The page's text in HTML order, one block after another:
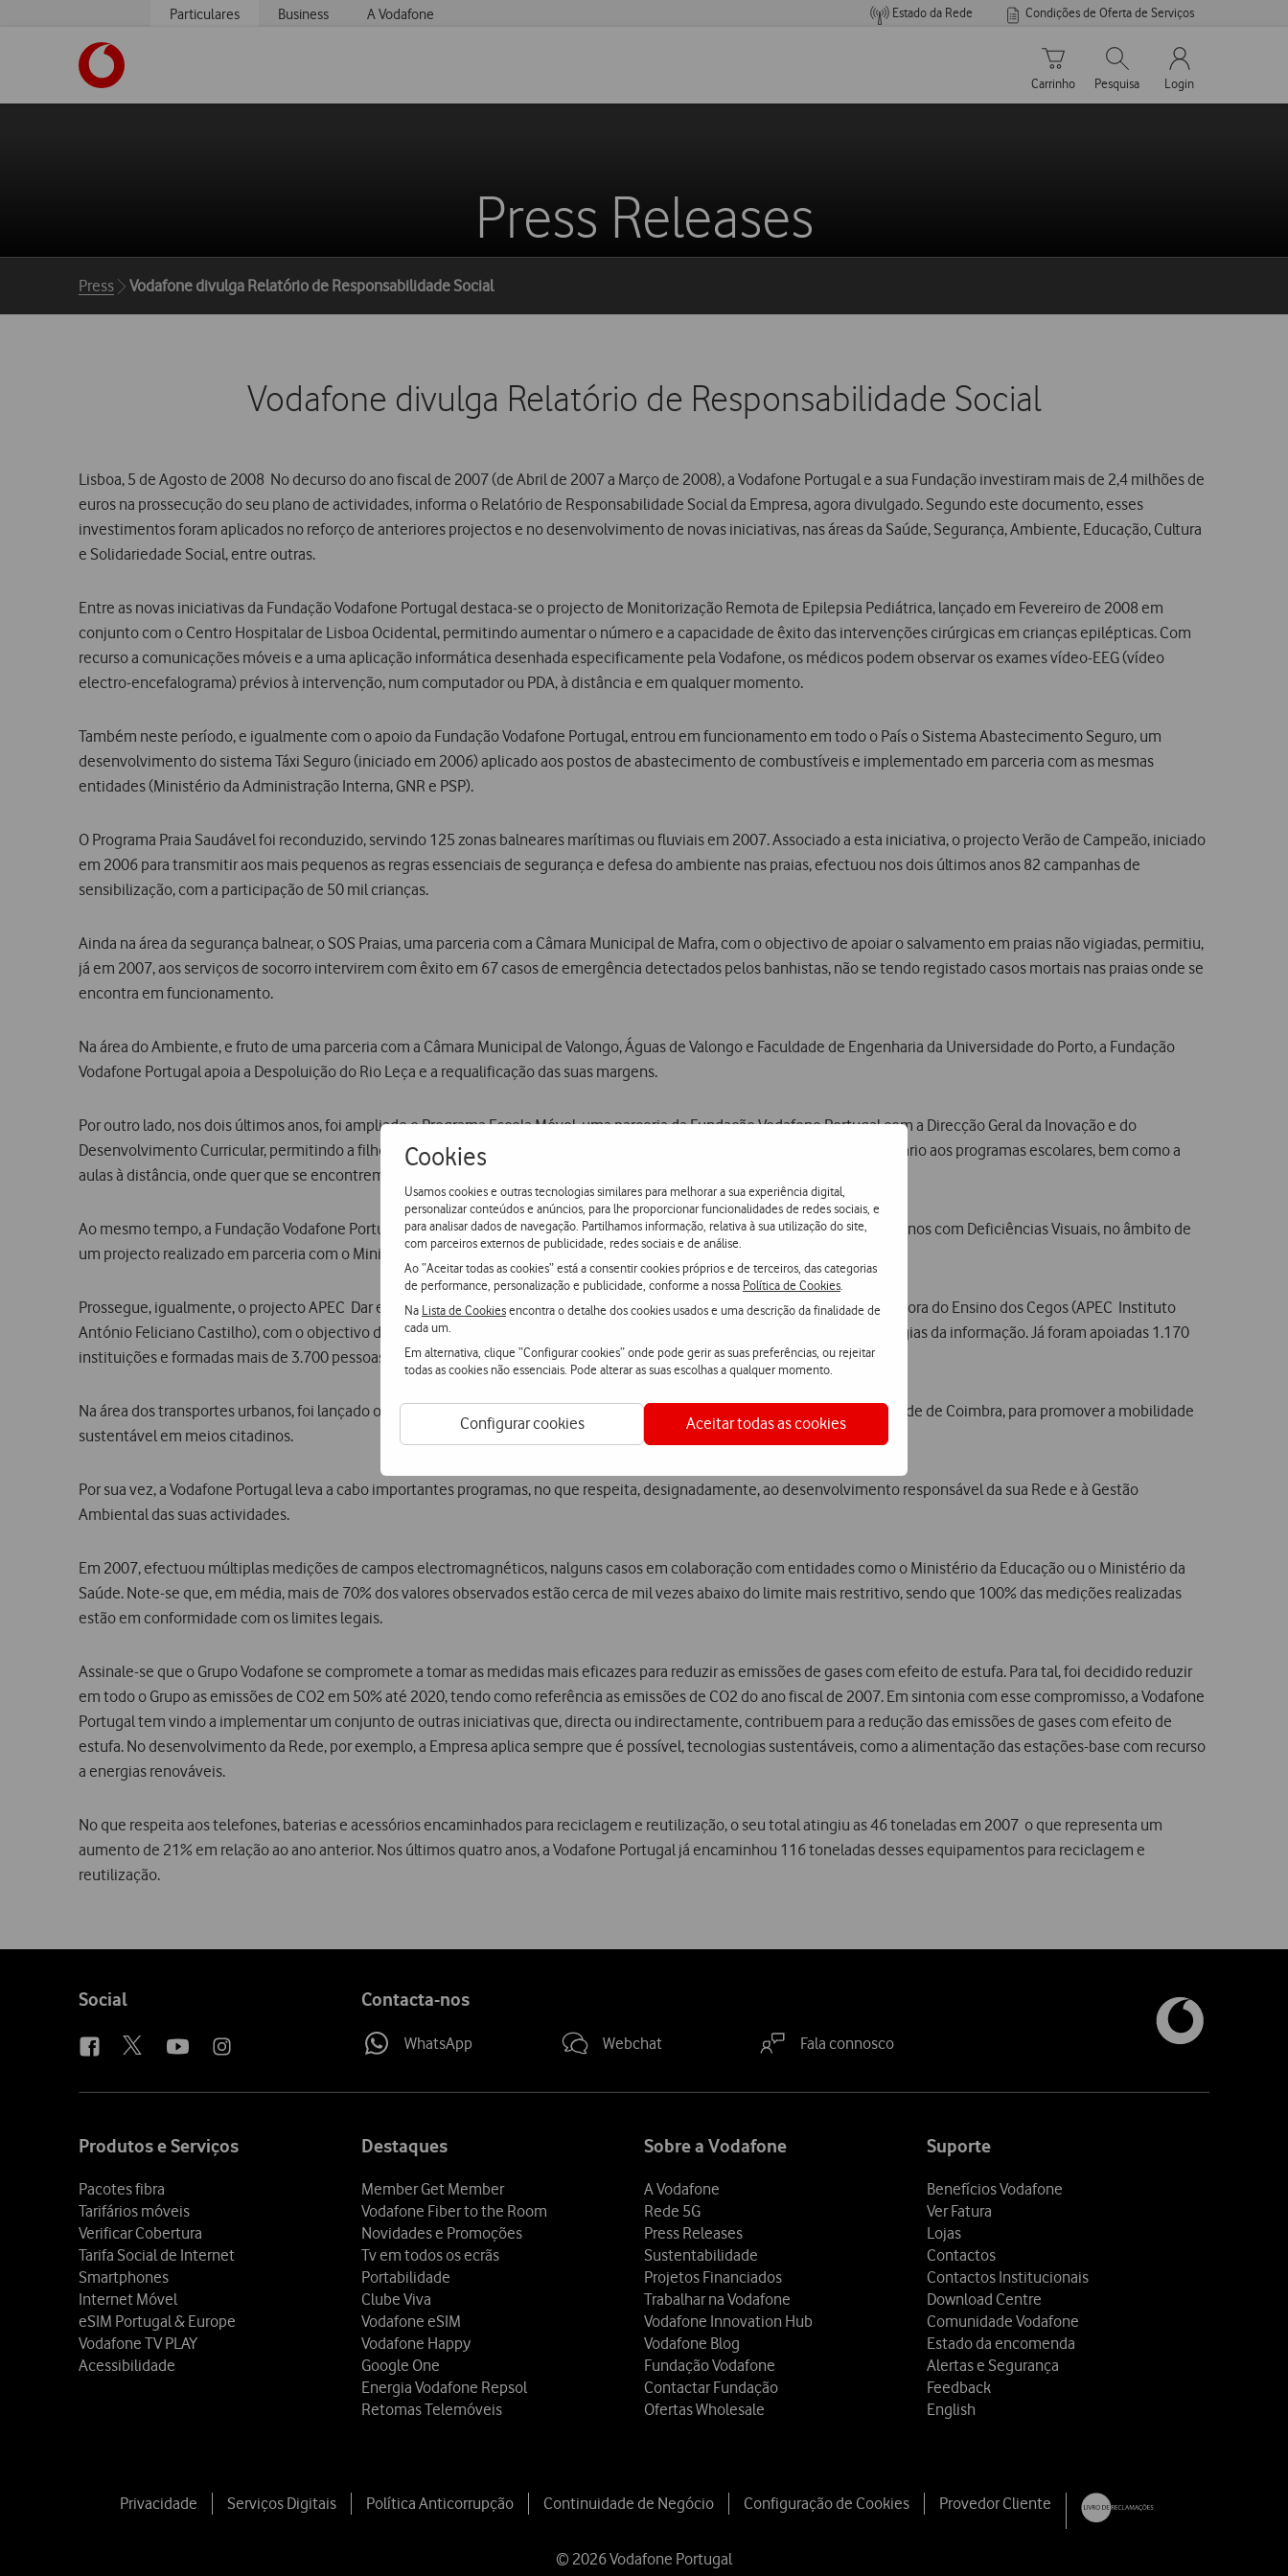
Cookies
Usamos cookies e outras tecnologias similares para melhorar a sua experiência digital,
personalizar conteúdos e anúncios, para lhe proporcionar funcionalidades de redes sociais, e
para analisar dados de navegação. Partilhamos informação, relativa à sua utilização do site,
com parceiros externos de publicidade, redes sociais e de análise.
Ao “Aceitar todas as cookies” está a consentir cookies próprios e de terceiros, das categorias
de performance, personalização e publicidade, conforme a nossa Política de Cookies
Na Lista de Cookiesencontra o detalhe dos cookies usados e uma descrição da finalidade de
cada um.
Em alternativa, clique “Configurar cookies” onde pode gerir as suas preferências, ou rejeitar
todas as cookies não essenciais. Pode alterar as suas escolhas a qualquer momento.
Configurar cookies Aceitar todas as cookies
Particulares Business A Vodafone Estado da Rede Condições de Oferta de Serviços
Carrinho de compras
Carrinho
Pesquisar
Pesquisa
My Vodafone
Login
Press Releases
Breadcrumbs
Press Vodafone divulga Relatório de Responsabilidade Social
Vodafone divulga Relatório de Responsabilidade Social
Lisboa, 5 de Agosto de 2008  No decurso do ano fiscal de 2007 (de Abril de 2007 a Março de 2008), a Vodafone Portugal e a sua Fundação investiram mais de 2,4 milhões de
euros na prossecução do seu plano de actividades, informa o Relatório de Responsabilidade Social da Empresa, agora divulgado. Segundo este documento, esses
investimentos foram aplicados no reforço de anteriores projectos e no desenvolvimento de novas iniciativas, nas áreas da Saúde, Segurança, Ambiente, Educação, Cultura
e Solidariedade Social, entre outras.
Entre as novas iniciativas da Fundação Vodafone Portugal destaca-se o projecto de Monitorização Remota de Epilepsia Pediátrica, lançado em Fevereiro de 2008 em
conjunto com o Centro Hospitalar de Lisboa Ocidental, permitindo aumentar o número e a capacidade de êxito das intervenções cirúrgicas em crianças epilépticas. Com
recurso a comunicações móveis e a uma aplicação informática desenhada especificamente pela Vodafone, os médicos podem observar os exames vídeo-EEG (vídeo
electro-encefalograma) prévios à intervenção, num computador ou PDA, à distância e em qualquer momento.
Também neste período, e igualmente com o apoio da Fundação Vodafone Portugal, entrou em funcionamento em todo o País o Sistema Abastecimento Seguro, um
desenvolvimento do sistema Táxi Seguro (iniciado em 2006) aplicado aos postos de abastecimento de combustíveis e implementado em parceria com as mesmas
entidades (Ministério da Administração Interna, GNR e PSP).
O Programa Praia Saudável foi reconduzido, servindo 125 zonas balneares marítimas ou fluviais em 2007. Associado a esta iniciativa, o projecto Verão de Campeão, iniciado
em 2006 para transmitir aos mais pequenos as regras essenciais de segurança e defesa do ambiente nas praias, efectuou nos dois últimos anos 82 campanhas de
sensibilização, com a participação de 50 mil crianças.
Ainda na área da segurança balnear, o SOS Praias, uma parceria com a Câmara Municipal de Mafra, com o objectivo de apoiar o salvamento em praias não vigiadas, permitiu,
já em 2007, aos serviços de socorro intervirem com êxito em 67 casos de emergência detectados pelos banhistas, não se tendo registado casos mortais nas praias onde se
encontra em funcionamento.
Na área do Ambiente, e fruto de uma parceria com a Câmara Municipal de Valongo, Águas de Valongo e Faculdade de Engenharia da Universidade do Porto, a Fundação
Vodafone Portugal apoia a Despoluição do Rio Leça e a requalificação das suas margens.
Por outro lado, nos dois últimos anos, foi ampliado o Programa Escola Móvel, uma parceria da Fundação Vodafone Portugal com a Direcção Geral da Inovação e do
Desenvolvimento Curricular, permitindo a filhos de profissionais itinerantes (feirantes, artistas circenses e outros) o acesso diário aos programas escolares, bem como a
aulas à distância, onde quer que se encontrem.
Ao mesmo tempo, a Fundação Vodafone Portugal financia todos os custos de produção de Manuais Escolares Digitais para Alunos com Deficiências Visuais, no âmbito de
um projecto realizado em parceria com o Ministério da Educação e a Porto Editora.
Prossegue, igualmente, o projecto APEC  Dar e Ver, iniciado em 2005, em resultado de um Protocolo com a Associação Promotora do Ensino dos Cegos (APEC  Instituto
António Feliciano Castilho), com o objectivo de promover o acesso de pessoas com necessidades especiais às novas tecnologias da informação. Já foram apoiadas 1.170
instituições e formadas mais de 3.700 pessoas.
Na área dos transportes urbanos, foi lançado o projecto CyberMoving, em parceria com o Instituto Pedro Nunes, da Universidade de Coimbra, para promover a mobilidade
sustentável em meios citadinos.
Por sua vez, a Vodafone Portugal leva a cabo importantes programas, no que respeita, designadamente, ao desenvolvimento responsável da sua Rede e à Gestão
Ambiental das suas actividades.
Em 2007, efectuou múltiplas medições de campos electromagnéticos, nalguns casos em colaboração com entidades como o Ministério da Educação ou o Ministério da
Saúde. Note-se que, em média, mais de 70% dos valores observados estão cerca de mil vezes abaixo do limite mais restritivo, sendo que 100% das medições realizadas
estão em conformidade com os limites legais.
Assinale-se que o Grupo Vodafone se compromete a tomar as medidas mais eficazes para reduzir as emissões de gases com efeito de estufa. Para tal, foi decidido reduzir
em todo o Grupo as emissões de CO2 em 50% até 2020, tendo como referência as emissões de CO2 do ano fiscal de 2007. Em sintonia com esse compromisso, a Vodafone
Portugal tem vindo a implementar um conjunto de outras iniciativas que, directa ou indirectamente, contribuem para a redução das emissões de gases com efeito de
estufa. No desenvolvimento da Rede, por exemplo, a Empresa aplica sempre que é possível, tecnologias sustentáveis, como a alimentação das estações-base com recurso
a energias renováveis.
No que respeita aos telefones, baterias e acessórios encaminhados para reciclagem e reutilização, o seu total atingiu as 46 toneladas em 2007  o que representa um
aumento de 21% em relação ao ano anterior. Nos últimos quatro anos, a Vodafone Portugal já encaminhou 116 toneladas desses equipamentos para reciclagem e
reutilização.
Follow
Social Contacta-nos
WhatsApp Webchat Fala connosco
Produtos e Serviços
Pacotes fibra
Tarifários móveis
Verificar Cobertura
Tarifa Social de Internet
Smartphones
Internet Móvel
eSIM Portugal & Europe
Vodafone TV PLAY
Acessibilidade
Destaques
Member Get Member
Vodafone Fiber to the Room
Novidades e Promoções
Tv em todos os ecrãs
Portabilidade
Clube Viva
Vodafone eSIM
Vodafone Happy
Google One
Energia Vodafone Repsol
Retomas Telemóveis
Sobre a Vodafone
A Vodafone
Rede 5G
Press Releases
Sustentabilidade
Projetos Financiados
Trabalhar na Vodafone
Vodafone Innovation Hub
Vodafone Blog
Fundação Vodafone
Contactar Fundação
Ofertas Wholesale
Suporte
Benefícios Vodafone
Ver Fatura
Lojas
Contactos
Contactos Institucionais
Download Centre
Comunidade Vodafone
Estado da encomenda
Alertas e Segurança
Feedback
English
Privacidade Serviços Digitais Política Anticorrupção Continuidade de Negócio Configuração de Cookies Provedor Cliente
© 2026 Vodafone Portugal